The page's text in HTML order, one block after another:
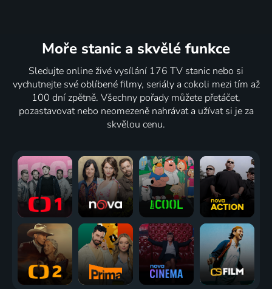
Moře stanic a skvělé funkce
Sledujte online živé vysílání 176 TV stanic nebo si
vychutnejte své oblíbené filmy, seriály a cokoli mezi tím až
100 dní zpětně. Všechny pořady můžete přetáčet,
pozastavovat nebo neomezeně nahrávat a užívat si je za
skvělou cenu.